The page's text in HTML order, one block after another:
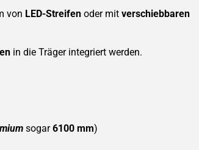
von LED-Streifen oder mit verschiebbaren
in die Träger integriert werden.
sogar6100 mm)